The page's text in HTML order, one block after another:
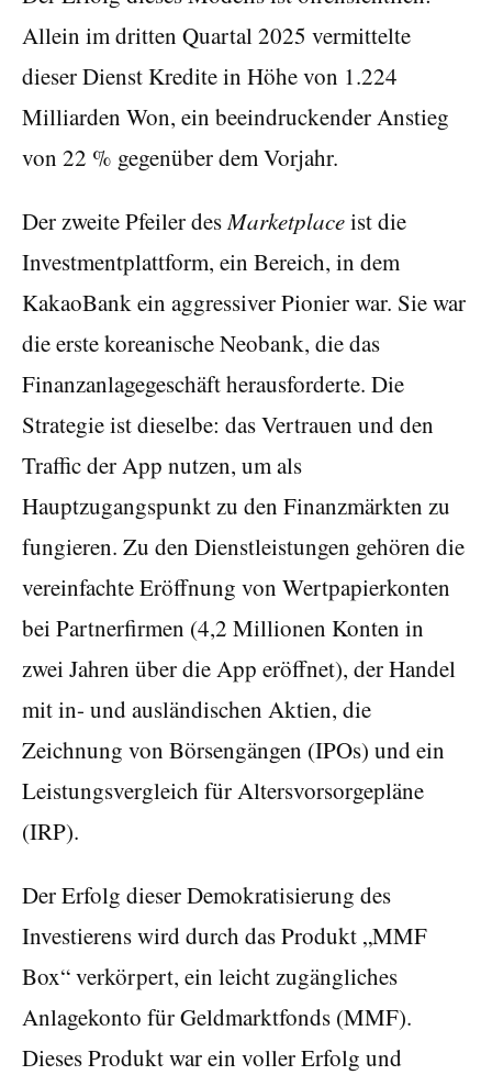
Allein im dritten Quartal 2025 vermittelte
dieser Dienst Kredite in Höhe von 1.224
Milliarden Won, ein beeindruckender Anstieg
von 22 % gegenüber dem Vorjahr.
Der zweite Pfeiler desMarketplaceist die
Investmentplattform, ein Bereich, in dem
KakaoBank ein aggressiver Pionier war. Sie war
die erste koreanische Neobank, die das
Finanzanlagegeschäft herausforderte. Die
Strategie ist dieselbe: das Vertrauen und den
Traffic der App nutzen, um als
Hauptzugangspunkt zu den Finanzmärkten zu
fungieren. Zu den Dienstleistungen gehören die
vereinfachte Eröffnung von Wertpapierkonten
bei Partnerfirmen (4,2 Millionen Konten in
zwei Jahren über die App eröffnet), der Handel
mit in- und ausländischen Aktien, die
Zeichnung von Börsengängen (IPOs) und ein
Leistungsvergleich für Altersvorsorgepläne
(IRP).
Der Erfolg dieser Demokratisierung des
Investierens wird durch das Produkt „MMF
Box“ verkörpert, ein leicht zugängliches
Anlagekonto für Geldmarktfonds (MMF).
Dieses Produkt war ein voller Erfolg und